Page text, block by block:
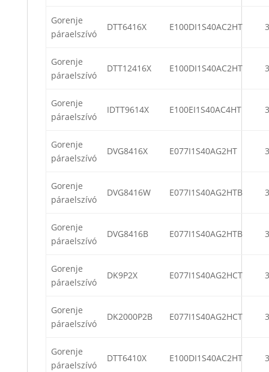
Gorenje
páraelszívó
DTT6416X E100DI1S40AC2HT
Gorenje
páraelszívó
DTT12416X E100DI1S40AC2HT
Gorenje
páraelszívó
IDTT9614X E100EI1S40AC4HT
Gorenje
páraelszívó
DVG8416X E077I1S40AG2HT
Gorenje
páraelszívó
DVG8416W E077I1S40AG2HTB
Gorenje
páraelszívó
DVG8416B E077I1S40AG2HTB
Gorenje
páraelszívó
DK9P2X E077I1S40AG2HCT
Gorenje
páraelszívó
DK2000P2B E077I1S40AG2HCT
Gorenje
páraelszívó
DTT6410X E100DI1S40AC2HT